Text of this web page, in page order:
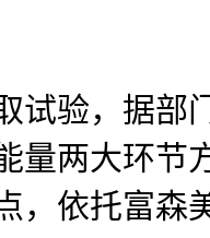
验，据部门
两大环节
依托富森